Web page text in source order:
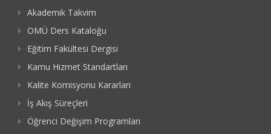
Akademik Takvim
OMÜ Ders Kataloğu
Eğitim Fakültesi Dergisi
Kamu Hizmet Standartları
Kalite Komisyonu Kararları
İş Akış Süreçleri
Öğrenci Değişim Programları